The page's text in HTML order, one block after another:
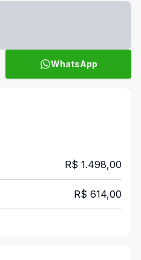
WhatsApp
R$ 1.498,00
R$ 614,00